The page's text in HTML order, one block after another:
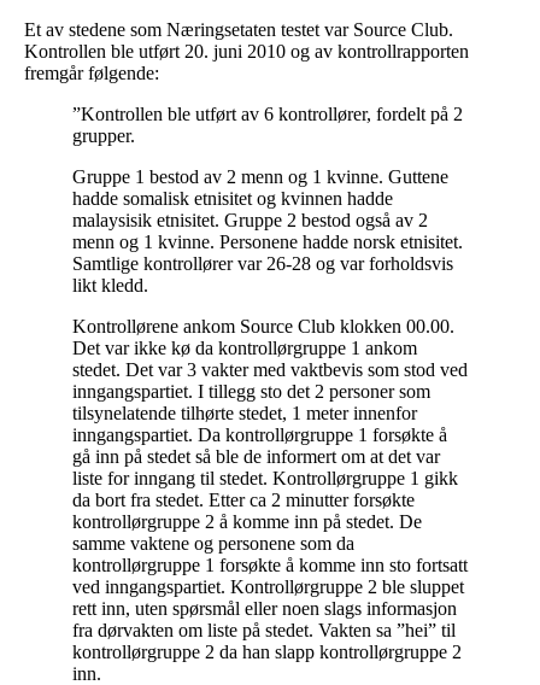
Et av stedene som Næringsetaten testet var Source Club.
Kontrollen ble utført 20. juni 2010 og av kontrollrapporten
fremgår følgende:
”Kontrollen ble utført av 6 kontrollører, fordelt på 2
grupper.
Gruppe 1 bestod av 2 menn og 1 kvinne. Guttene
hadde somalisk etnisitet og kvinnen hadde
malaysisik etnisitet. Gruppe 2 bestod også av 2
menn og 1 kvinne. Personene hadde norsk etnisitet.
Samtlige kontrollører var 26-28 og var forholdsvis
likt kledd.
Kontrollørene ankom Source Club klokken 00.00.
Det var ikke kø da kontrollørgruppe 1 ankom
stedet. Det var 3 vakter med vaktbevis som stod ved
inngangspartiet. I tillegg sto det 2 personer som
tilsynelatende tilhørte stedet, 1 meter innenfor
inngangspartiet. Da kontrollørgruppe 1 forsøkte å
gå inn på stedet så ble de informert om at det var
liste for inngang til stedet. Kontrollørgruppe 1 gikk
da bort fra stedet. Etter ca 2 minutter forsøkte
kontrollørgruppe 2 å komme inn på stedet. De
samme vaktene og personene som da
kontrollørgruppe 1 forsøkte å komme inn sto fortsatt
ved inngangspartiet. Kontrollørgruppe 2 ble sluppet
rett inn, uten spørsmål eller noen slags informasjon
fra dørvakten om liste på stedet. Vakten sa ”hei” til
kontrollørgruppe 2 da han slapp kontrollørgruppe 2
inn.